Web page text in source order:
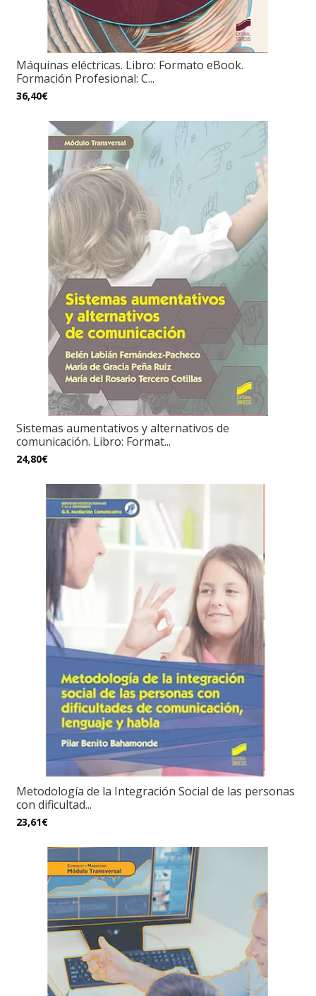
Máquinas eléctricas. Libro: Formato eBook.
Formación Profesional: C...
36,40€
Sistemas aumentativos y alternativos de
comunicación. Libro: Format...
24,80€
Metodología de la Integración Social de las personas
con dificultad...
23,61€